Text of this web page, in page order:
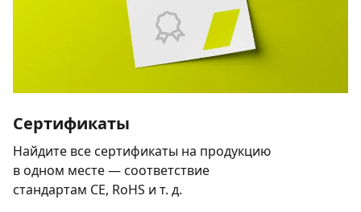
Сертификаты
Найдите все сертификаты на продукцию
в одном месте — соответствие
стандартам CE, RoHS и т. д.